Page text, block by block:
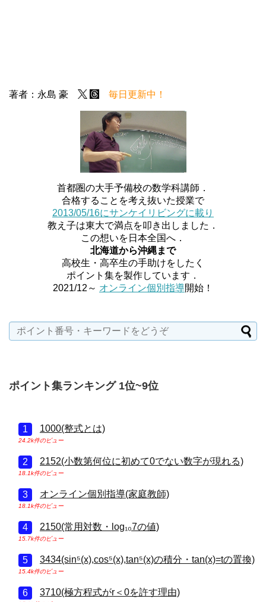
著者：永島 豪 毎日更新中！
首都圏の大手予備校の数学科講師．
合格することを考え抜いた授業で
2013/05/16にサンケイリビングに載り
教え子は東大で満点を叩き出しました．
この想いを日本全国へ．
北海道から沖縄まで
高校生・高卒生の手助けをしたく
ポイント集を製作しています．
2021/12～ オンライン個別指導開始！
ポイント集ランキング 1位~9位
1000(整式とは)
24.2k件のビュー
2152(小数第何位に初めて0でない数字が現れる)
18.1k件のビュー
オンライン個別指導(家庭教師)
18.1k件のビュー
2150(常用対数・log₁₀7の値)
15.7k件のビュー
3434(sin⁵(x),cos⁵(x),tan⁵(x)の積分・tan(x)=tの置換)
15.4k件のビュー
3710(極方程式がr＜0を許す理由)